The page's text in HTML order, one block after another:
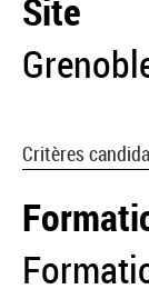
Site
Critères